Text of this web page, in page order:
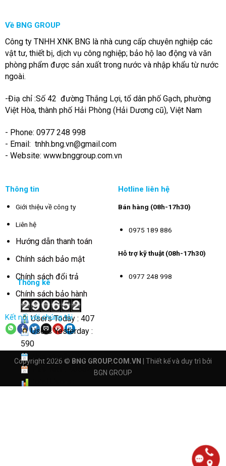
Về BNG GROUP
Công ty TNHH XNK BNG là nhà cung cấp chuyên nghiệp các
vật tư, thiết bị, dịch vụ công nghiệp; bảo hộ lao động và văn
phòng phẩm được sản xuất trong nước và nhập khẩu từ nước
ngoài.
-Điạ chỉ :Số 42 đường Thắng Lợi, tổ dân phố Gạch, phường
Việt Hòa, thành phố Hải Phòng (Hải Dương cũ), Việt Nam
- Phone: 0977 248 998
- Email: tnhh.bng.vn@gmail.com
- Website: www.bnggroup.com.vn
Thông tin
Giới thiệu về công ty
Liên hệ
Hướng dẫn thanh toán
Chính sách bảo mật
Chính sách đổi trả
Chính sách bảo hành
Kết nối với chúng tôi
Hotline liên hệ
Bán hàng (08h-17h30)
0975 189 886
Hỗ trợ kỹ thuật (08h-17h30)
0977 248 998
Thống kê
Users Today : 407
Users Yesterday :
590
This Month : 3209
Copyright 2026 © BNG GROUP.COM.VN
| Thiết kế và duy trì bởi
BGN GROUP